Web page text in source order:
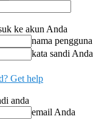
ke akun Anda
nama pengguna
kata sandi Anda
Get help
anda
email Anda